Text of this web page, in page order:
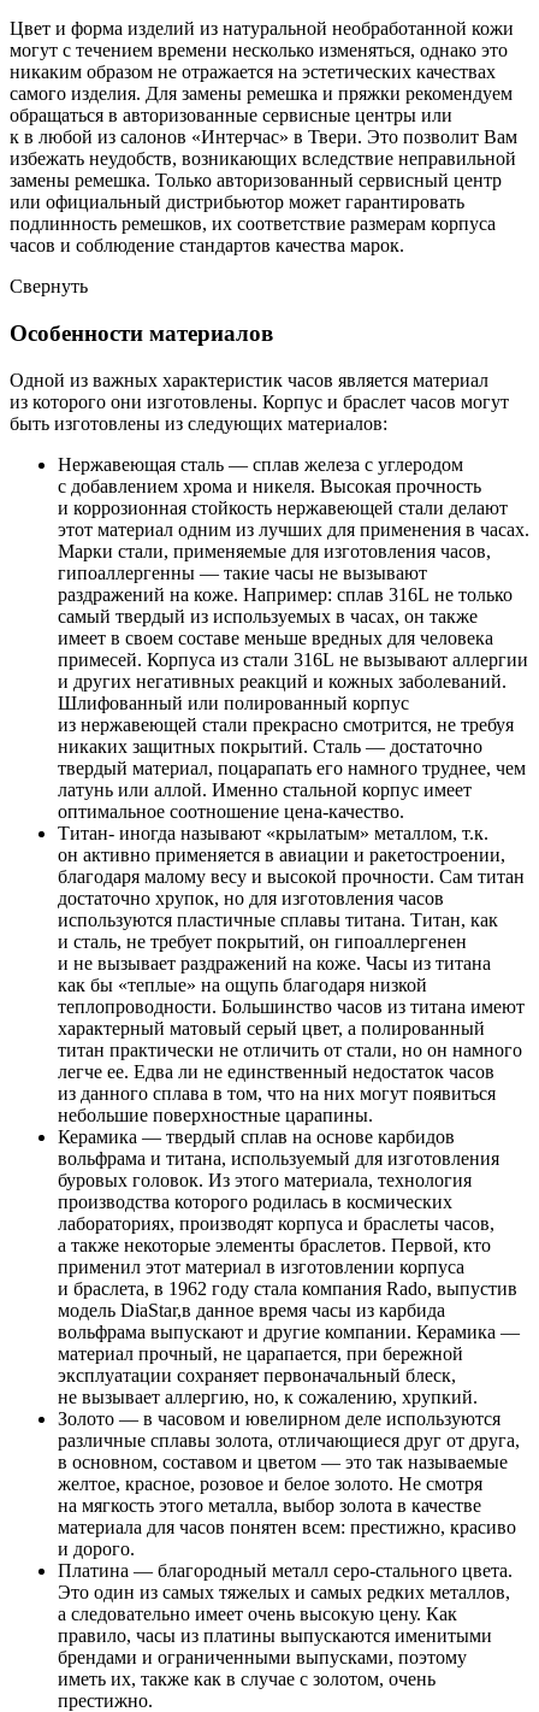
Цвет и форма изделий из натуральной необработанной кожи
могут с течением времени несколько изменяться, однако это
никаким образом не отражается на эстетических качествах
самого изделия. Для замены ремешка и пряжки рекомендуем
обращаться в авторизованные сервисные центры или
к в любой из салонов «Интерчас» в Твери. Это позволит Вам
избежать неудобств, возникающих вследствие неправильной
замены ремешка. Только авторизованный сервисный центр
или официальный дистрибьютор может гарантировать
подлинность ремешков, их соответствие размерам корпуса
часов и соблюдение стандартов качества марок.
Свернуть
Особенности материалов
Одной из важных характеристик часов является материал
из которого они изготовлены. Корпус и браслет часов могут
быть изготовлены из следующих материалов:
Нержавеющая сталь — сплав железа с углеродом
с добавлением хрома и никеля. Высокая прочность
и коррозионная стойкость нержавеющей стали делают
этот материал одним из лучших для применения в часах.
Марки стали, применяемые для изготовления часов,
гипоаллергенны — такие часы не вызывают
раздражений на коже. Например: сплав 316L не только
самый твердый из используемых в часах, он также
имеет в своем составе меньше вредных для человека
примесей. Корпуса из стали 316L не вызывают аллергии
и других негативных реакций и кожных заболеваний.
Шлифованный или полированный корпус
из нержавеющей стали прекрасно смотрится, не требуя
никаких защитных покрытий. Сталь — достаточно
твердый материал, поцарапать его намного труднее, чем
латунь или аллой. Именно стальной корпус имеет
оптимальное соотношение цена-качество.
Титан- иногда называют «крылатым» металлом, т.к.
он активно применяется в авиации и ракетостроении,
благодаря малому весу и высокой прочности. Сам титан
достаточно хрупок, но для изготовления часов
используются пластичные сплавы титана. Титан, как
и сталь, не требует покрытий, он гипоаллергенен
и не вызывает раздражений на коже. Часы из титана
как бы «теплые» на ощупь благодаря низкой
теплопроводности. Большинство часов из титана имеют
характерный матовый серый цвет, а полированный
титан практически не отличить от стали, но он намного
легче ее. Едва ли не единственный недостаток часов
из данного сплава в том, что на них могут появиться
небольшие поверхностные царапины.
Керамика — твердый сплав на основе карбидов
вольфрама и титана, используемый для изготовления
буровых головок. Из этого материала, технология
производства которого родилась в космических
лабораториях, производят корпуса и браслеты часов,
а также некоторые элементы браслетов. Первой, кто
применил этот материал в изготовлении корпуса
и браслета, в 1962 году стала компания Rado, выпустив
модель DiaStar,в данное время часы из карбида
вольфрама выпускают и другие компании. Керамика —
материал прочный, не царапается, при бережной
эксплуатации сохраняет первоначальный блеск,
не вызывает аллергию, но, к сожалению, хрупкий.
Золото — в часовом и ювелирном деле используются
различные сплавы золота, отличающиеся друг от друга,
в основном, составом и цветом — это так называемые
желтое, красное, розовое и белое золото. Не смотря
на мягкость этого металла, выбор золота в качестве
материала для часов понятен всем: престижно, красиво
и дорого.
Платина — благородный металл серо-стального цвета.
Это один из самых тяжелых и самых редких металлов,
а следовательно имеет очень высокую цену. Как
правило, часы из платины выпускаются именитыми
брендами и ограниченными выпусками, поэтому
иметь их, также как в случае с золотом, очень
престижно.